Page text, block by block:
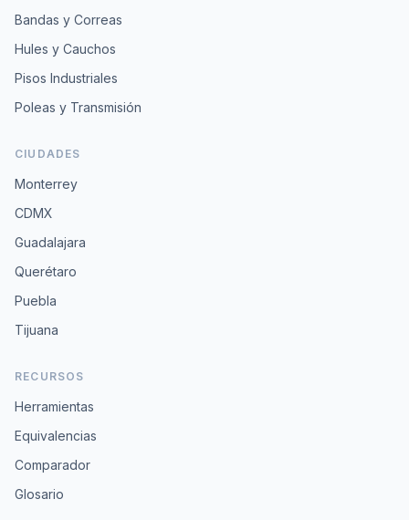
Bandas y Correas
Hules y Cauchos
Pisos Industriales
Poleas y Transmisión
CIUDADES
Monterrey
CDMX
Guadalajara
Querétaro
Puebla
Tijuana
RECURSOS
Herramientas
Equivalencias
Comparador
Glosario